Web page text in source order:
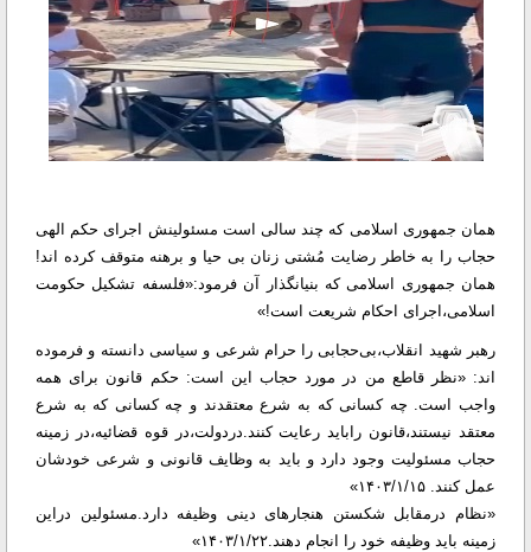
همان جمهوری اسلامی که چند سالی است مسئولینش اجرای حکم الهی
حجاب را به خاطر رضایت مُشتی زنان بی حیا و برهنه متوقف کرده اند!
همان جمهوری اسلامی که بنیانگذار آن فرمود:«فلسفه تشکیل حکومت
اسلامی،اجرای احکام شریعت است!»
رهبر شهید انقلاب،بی‌حجابی را حرام شرعی و سیاسی دانسته و فرموده
اند: «نظر قاطع من در مورد حجاب این است: حکم قانون برای همه
واجب است. چه کسانی که به شرع معتقدند و چه کسانی که به شرع
معتقد نیستند،قانون راباید رعایت کنند.دردولت،در قوه قضائیه،در زمینه
حجاب مسئولیت وجود دارد و باید به وظایف قانونی و شرعی خودشان
عمل کنند. ۱۴۰۳/۱/۱۵»
«نظام درمقابل شکستن هنجارهای دینی وظیفه دارد.مسئولین دراین
زمینه باید وظیفه خود را انجام دهند.۱۴۰۳/۱/۲۲»